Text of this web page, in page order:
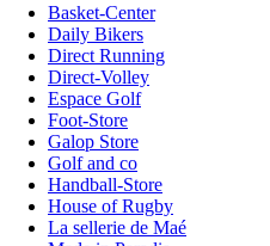
Basket-Center
Daily Bikers
Direct Running
Direct-Volley
Espace Golf
Foot-Store
Galop Store
Golf and co
Handball-Store
House of Rugby
La sellerie de Maé